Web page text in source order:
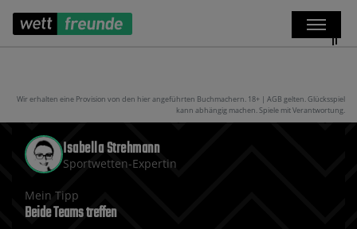
Wir erhalten eine Provision von den hier angeführten Buchmachern. 18+ | AGB gelten. Glücksspiel
kann abhängig machen. Spiele mit Verantwortung.
Isabella Strehmann
Sportwetten-Expertin
Mein Tipp
Beide Teams treffen